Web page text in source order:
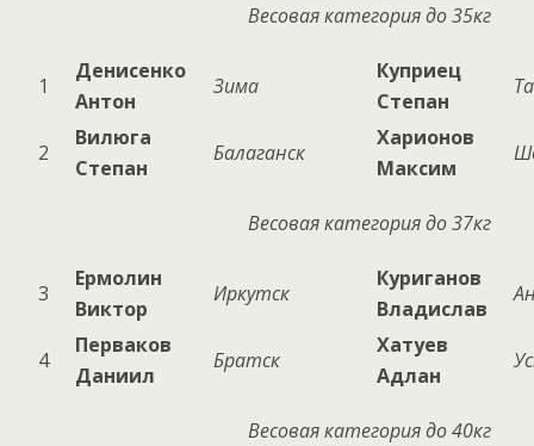
Весовая категория до 35кг
1
Денисенко
Антон
Зима
Куприец
Степан
2
Вилюга
Степан
Балаганск
Харионов
Максим
Весовая категория до 37кг
3
Ермолин
Виктор
Иркутск
Куриганов
Владислав
4
Перваков
Даниил
Братск
Хатуев
Адлан
Весовая категория до 40кг